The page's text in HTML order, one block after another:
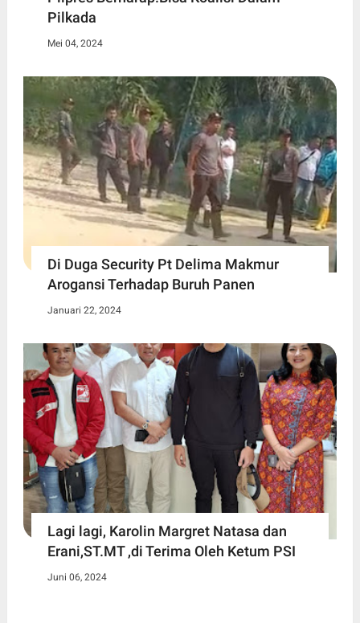
Pilkada
Mei 04, 2024
Di Duga Security Pt Delima Makmur
Arogansi Terhadap Buruh Panen
Januari 22, 2024
Lagi lagi, Karolin Margret Natasa dan
Erani,ST.MT ,di Terima Oleh Ketum PSI
Juni 06, 2024